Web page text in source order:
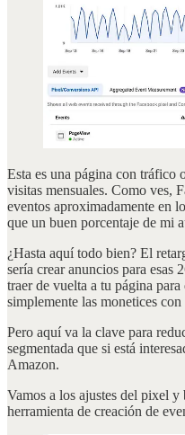
Esta es una página con tráfico
visitas mensuales. Como ves,
eventos aproximadamente en
que un buen porcentaje de mi
¿Hasta aquí todo bien? El
sería crear anuncios para esas
traer de vuelta a tu página
simplemente las monetices
Pero aquí va la clave para
segmentada que si está
Amazon.
Vamos a los ajustes del pixel y
herramienta de creación de